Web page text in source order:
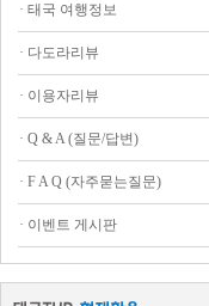
· 태국 여행정보
· 다도라리뷰
· 이용자리뷰
· Q & A (질문/답변)
· F A Q (자주묻는질문)
· 이벤트 게시판